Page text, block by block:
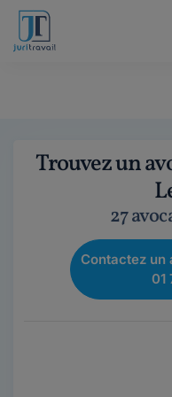
Trouvez un
27
Contactez un
01